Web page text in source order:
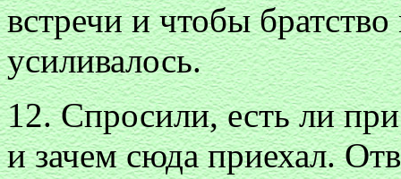
встречи и чтобы
усиливалось.
12. Спросили, есть ли
и зачем сюда приехал.